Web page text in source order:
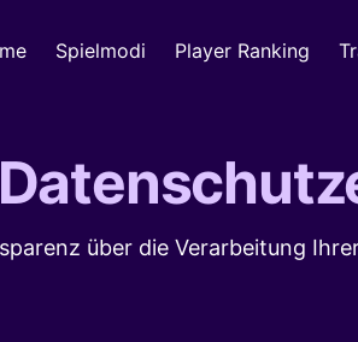
Spielmodi Player Ranking
über die Verarbeitung